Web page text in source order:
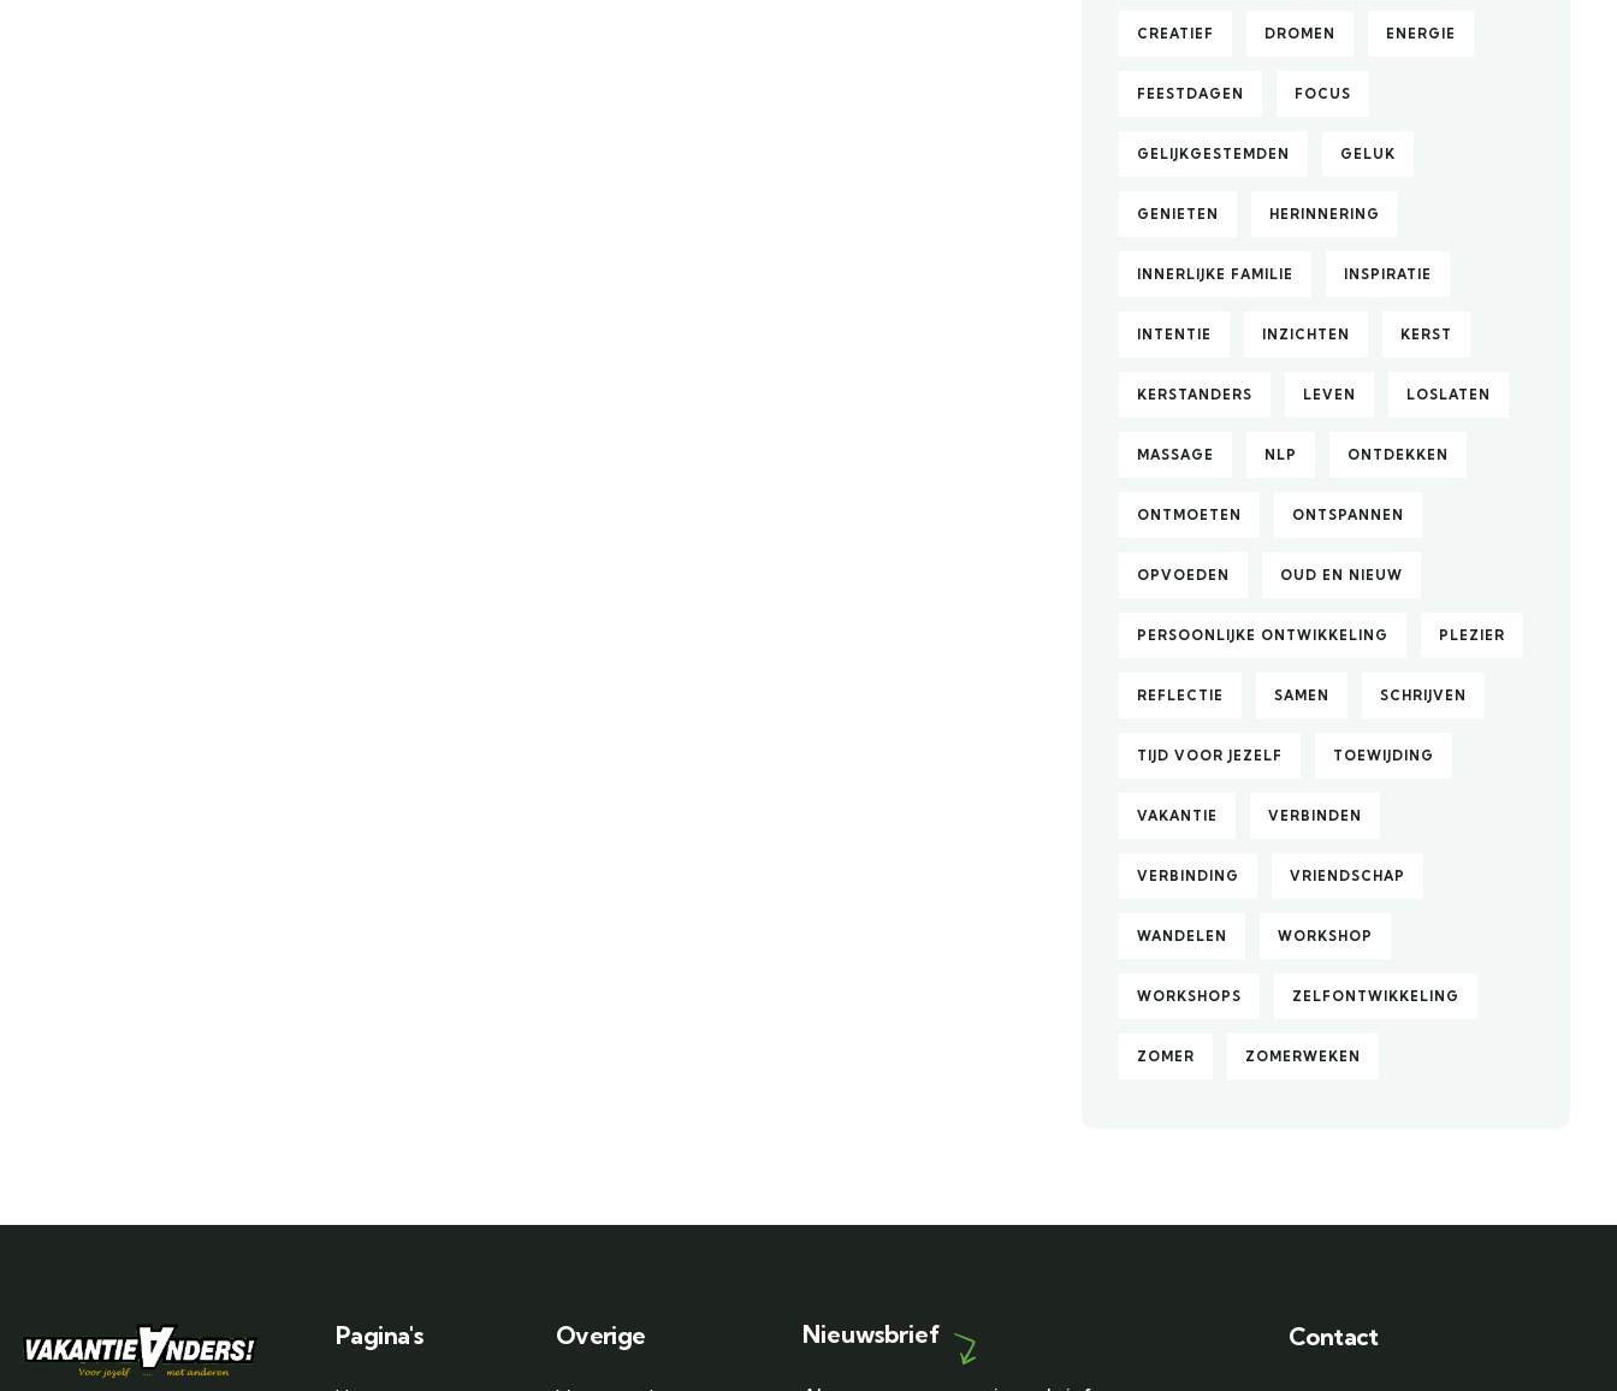
CREATIEF DROMEN ENERGIE
FEESTDAGEN FOCUS
GELIJKGESTEMDEN GELUK
GENIETEN HERINNERING
INNERLIJKE FAMILIE INSPIRATIE
INTENTIE INZICHTEN KERST
KERSTANDERS LEVEN LOSLATEN
MASSAGE NLP ONTDEKKEN
ONTMOETEN ONTSPANNEN
OPVOEDEN OUD EN NIEUW
PERSOONLIJKE ONTWIKKELING PLEZIER
REFLECTIE SAMEN SCHRIJVEN
TIJD VOOR JEZELF TOEWIJDING
VAKANTIE VERBINDEN
VERBINDING VRIENDSCHAP
WANDELEN WORKSHOP
WORKSHOPS ZELFONTWIKKELING
ZOMER ZOMERWEKEN
Pagina's Overige Nieuwsbrief Contact